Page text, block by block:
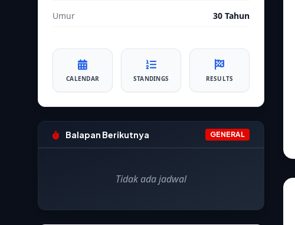
Umur 30 Tahun
CALENDAR STANDINGS RESULTS
Balapan Berikutnya GENERAL
Tidak ada jadwal